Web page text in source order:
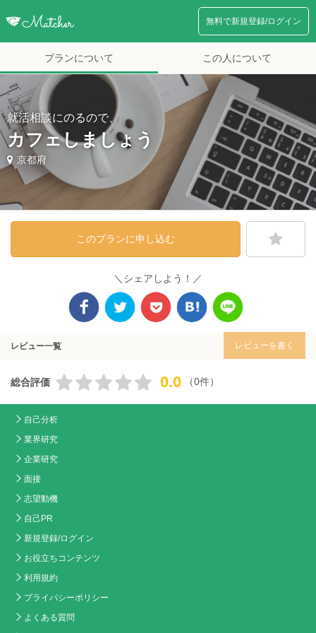
無料で新規登録/ログイン
プランについて この人について
就活相談にのるので、
カフェしましょう
京都府
このプランに申し込む
＼シェアしよう！／
レビュー一覧 レビューを書く
総合評価 0.0 （0件）
自己分析
業界研究
企業研究
面接
志望動機
自己PR
新規登録/ログイン
お役立ちコンテンツ
利用規約
プライバシーポリシー
よくある質問